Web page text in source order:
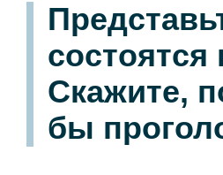
Скажите,
бы